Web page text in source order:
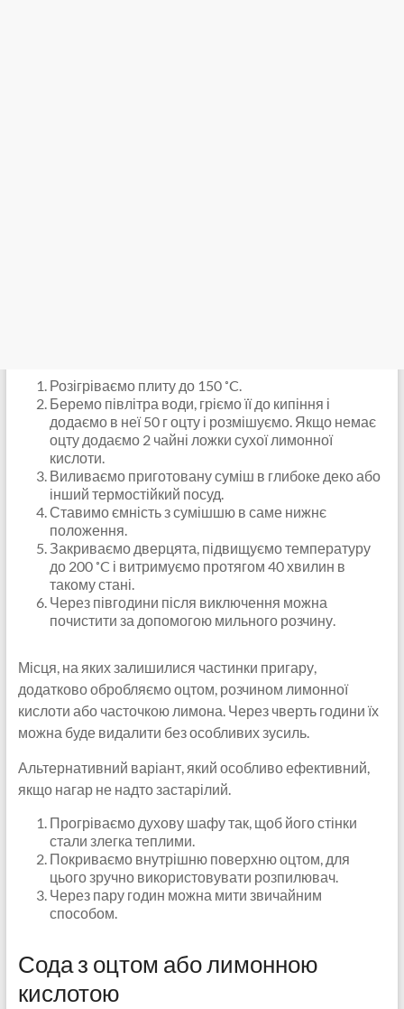
Розігріваємо плиту до 150 ˚C.
Беремо півлітра води, гріємо її до кипіння і
додаємо в неї 50 г оцту і розмішуємо. Якщо немає
оцту додаємо 2 чайні ложки сухої лимонної
кислоти.
Виливаємо приготовану суміш в глибоке деко або
інший термостійкий посуд.
Ставимо ємність з сумішшю в саме нижнє
положення.
Закриваємо дверцята, підвищуємо температуру
до 200 ˚C і витримуємо протягом 40 хвилин в
такому стані.
Через півгодини після виключення можна
почистити за допомогою мильного розчину.
Місця, на яких залишилися частинки пригару,
додатково обробляємо оцтом, розчином лимонної
кислоти або часточкою лимона. Через чверть години їх
можна буде видалити без особливих зусиль.
Альтернативний варіант, який особливо ефективний,
якщо нагар не надто застарілий.
Прогріваємо духову шафу так, щоб його стінки
стали злегка теплими.
Покриваємо внутрішню поверхню оцтом, для
цього зручно використовувати розпилювач.
Через пару годин можна мити звичайним
способом.
Сода з оцтом або лимонною
кислотою